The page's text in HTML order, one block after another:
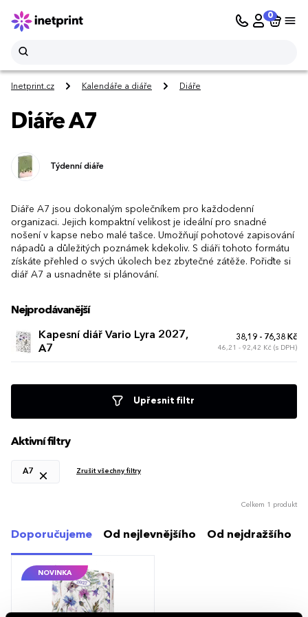
0
Inetprint.cz Kalendáře a diáře Diáře
Diáře A7
Týdenní diáře
Diáře A7 jsou dokonalým společníkem pro každodenní
organizaci. Jejich kompaktní velikost je ideální pro snadné
nošení v kapse nebo malé tašce. Umožňují pohotové zapisování
nápadů a důležitých poznámek kdekoliv. S diáři tohoto formátu
získáte přehled o svých úkolech bez zbytečné zátěže. Pořiďte si
diář A7 a usnadněte si plánování.
Nejprodávanější
Kapesní diář Vario Lyra 2027,
A7
38,19 - 76,38 Kč
46,21 - 92,42 Kč (s DPH)
Upřesnit filtr
Aktivní filtry
A7 Zrušit všechny filtry
Celkem 1 produkt
Doporučujeme Od nejlevnějšího Od nejdražšího
NOVINKA